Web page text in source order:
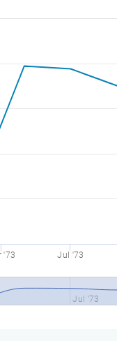
'73 Jul '73
Jul '73